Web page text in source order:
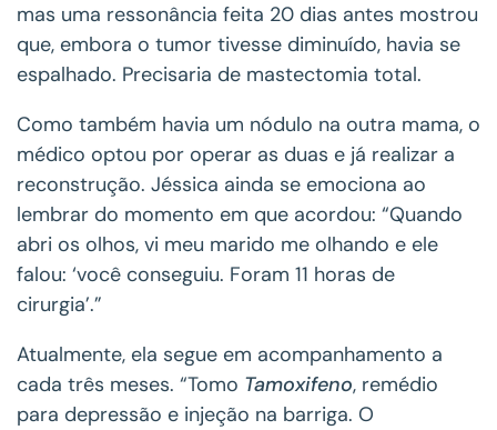
mas uma ressonância feita 20 dias antes mostrou
que, embora o tumor tivesse diminuído, havia se
espalhado. Precisaria de mastectomia total.
Como também havia um nódulo na outra mama, o
médico optou por operar as duas e já realizar a
reconstrução. Jéssica ainda se emociona ao
lembrar do momento em que acordou: “Quando
abri os olhos, vi meu marido me olhando e ele
falou: ‘você conseguiu. Foram 11 horas de
cirurgia’.”
Atualmente, ela segue em acompanhamento a
cada três meses. “Tomo Tamoxifeno, remédio
para depressão e injeção na barriga. O